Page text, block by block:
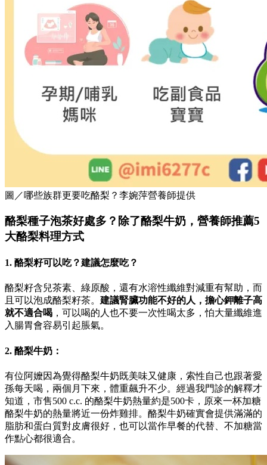
圖／哪些族群更要吃酪梨？李婉萍營養師提供
酪梨種子泡茶好處多？ 除了酪梨牛奶，營養師推薦5
大酪梨料理方式
1. 酪梨籽可以吃？建議怎麼吃？
酪梨籽含兒茶素、綠原酸，還有水溶性纖維對減重有幫助，而
且可以泡成酪梨籽茶。 建議腎臟功能不好的人，擔心鉀離子高
就不適合喝 ，可以喝的人也不要一次性喝太多，怕大量纖維進
入腸胃會容易引起脹氣。
2. 酪梨牛奶：
有位阿嬤因為覺得酪梨牛奶既美味又健康，索性自己也跟著愛
孫每天喝，兩個月下來，體重飆升不少。經過我門診的解釋才
知道，市售500 c.c. 的酪梨牛奶熱量約是500卡，原來一杯加糖
酪梨牛奶的熱量將近一份炸雞排。酪梨牛奶確實會提供滿滿的
脂肪和蛋白質對皮膚很好，也可以當作早餐的代替、不加糖當
作點心都很適合。